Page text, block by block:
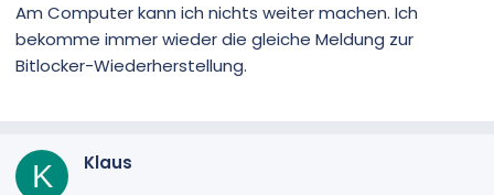
Am Computer kann ich nichts weiter machen. Ich
bekomme immer wieder die gleiche Meldung zur
Bitlocker-Wiederherstellung.
K Klaus